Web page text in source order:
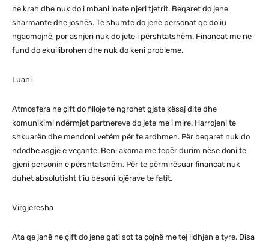
ne krah dhe nuk do i mbani inate njeri tjetrit. Beqaret do jene
sharmante dhe joshës. Te shumte do jene personat qe do iu
ngacmojnë, por asnjeri nuk do jete i përshtatshëm. Financat me ne
fund do ekuilibrohen dhe nuk do keni probleme.
Luani
Atmosfera ne çift do filloje te ngrohet gjate kësaj dite dhe
komunikimi ndërmjet partnereve do jete me i mire. Harrojeni te
shkuarën dhe mendoni vetëm për te ardhmen. Për beqaret nuk do
ndodhe asgjë e veçante. Beni akoma me tepër durim nëse doni te
gjeni personin e përshtatshëm. Për te përmirësuar financat nuk
duhet absolutisht t’iu besoni lojërave te fatit.
Virgjeresha
Ata qe janë ne çift do jene gati sot ta çojnë me tej lidhjen e tyre. Disa